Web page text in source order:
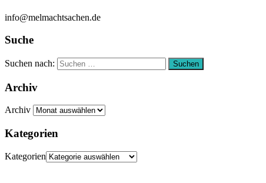
info@melmachtsachen.de
Suche
Suchen nach: Suchen
Archiv
Archiv
Kategorien
Kategorien